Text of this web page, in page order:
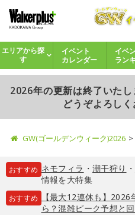
エリアから探
す
イベント
カレンダー
イベ
ラン
2026年の更新は終了いた
どうぞよろしく
GW(ゴールデンウィーク)2026
おすすめ ネモフィラ ・ 潮干狩り ・
情報を大特集
おすすめ
【最大12連休も】
ら？混雑ピーク予想と